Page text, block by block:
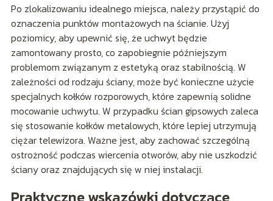
Po zlokalizowaniu idealnego miejsca, należy przystąpić do
oznaczenia punktów montażowych na ścianie. Użyj
poziomicy, aby upewnić się, że uchwyt będzie
zamontowany prosto, co zapobiegnie późniejszym
problemom związanym z estetyką oraz stabilnością. W
zależności od rodzaju ściany, może być konieczne użycie
specjalnych kołków rozporowych, które zapewnią solidne
mocowanie uchwytu. W przypadku ścian gipsowych zaleca
się stosowanie kołków metalowych, które lepiej utrzymują
ciężar telewizora. Ważne jest, aby zachować szczególną
ostrożność podczas wiercenia otworów, aby nie uszkodzić
ściany oraz znajdujących się w niej instalacji.